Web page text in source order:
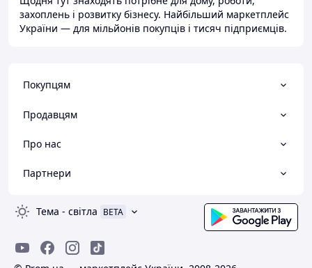
захоплень і розвитку бізнесу. Найбільший маркетплейс
України — для мільйонів покупців і тисяч підприємців.
Покупцям
Продавцям
Про нас
Партнери
Тема - світла BETA